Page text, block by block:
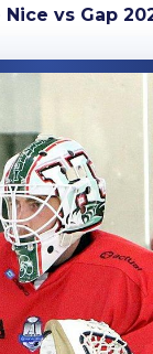
vs Gap